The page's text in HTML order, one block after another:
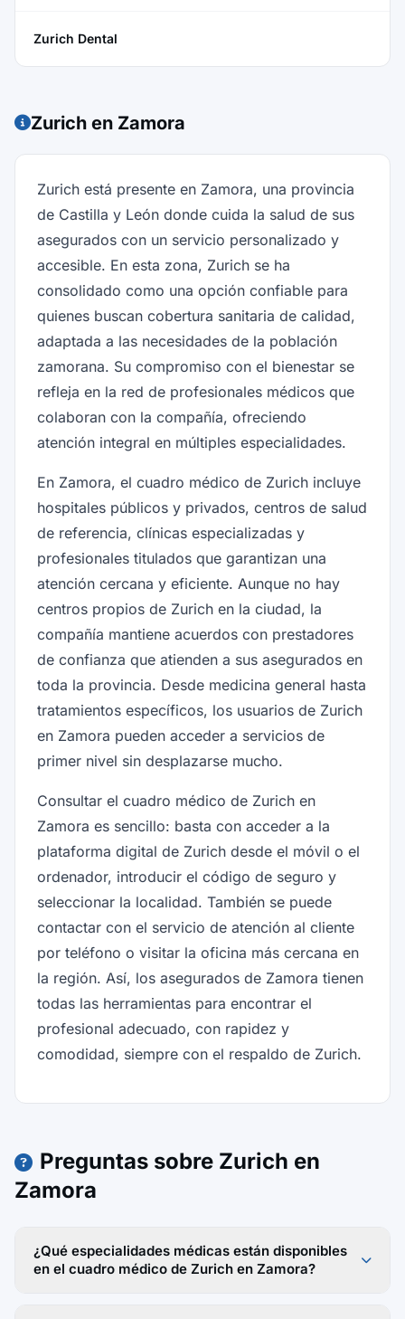
Zurich Dental
Zurich en Zamora
Zurich está presente en Zamora, una provincia
de Castilla y León donde cuida la salud de sus
asegurados con un servicio personalizado y
accesible. En esta zona, Zurich se ha
consolidado como una opción confiable para
quienes buscan cobertura sanitaria de calidad,
adaptada a las necesidades de la población
zamorana. Su compromiso con el bienestar se
refleja en la red de profesionales médicos que
colaboran con la compañía, ofreciendo
atención integral en múltiples especialidades.
En Zamora, el cuadro médico de Zurich incluye
hospitales públicos y privados, centros de salud
de referencia, clínicas especializadas y
profesionales titulados que garantizan una
atención cercana y eficiente. Aunque no hay
centros propios de Zurich en la ciudad, la
compañía mantiene acuerdos con prestadores
de confianza que atienden a sus asegurados en
toda la provincia. Desde medicina general hasta
tratamientos específicos, los usuarios de Zurich
en Zamora pueden acceder a servicios de
primer nivel sin desplazarse mucho.
Consultar el cuadro médico de Zurich en
Zamora es sencillo: basta con acceder a la
plataforma digital de Zurich desde el móvil o el
ordenador, introducir el código de seguro y
seleccionar la localidad. También se puede
contactar con el servicio de atención al cliente
por teléfono o visitar la oficina más cercana en
la región. Así, los asegurados de Zamora tienen
todas las herramientas para encontrar el
profesional adecuado, con rapidez y
comodidad, siempre con el respaldo de Zurich.
Preguntas sobre Zurich en
Zamora
¿Qué especialidades médicas están disponibles
en el cuadro médico de Zurich en Zamora?